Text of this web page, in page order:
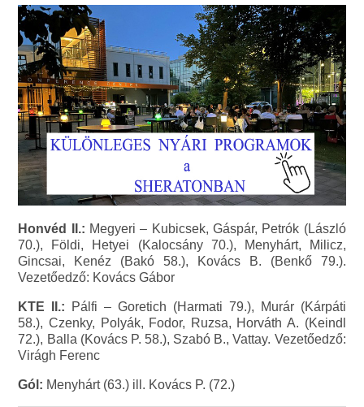
Honvéd II.: Megyeri – Kubicsek, Gáspár, Petrók (László
70.), Földi, Hetyei (Kalocsány 70.), Menyhárt, Milicz,
Gincsai, Kenéz (Bakó 58.), Kovács B. (Benkő 79.).
Vezetőedző: Kovács Gábor
KTE II.: Pálfi – Goretich (Harmati 79.), Murár (Kárpáti
58.), Czenky, Polyák, Fodor, Ruzsa, Horváth A. (Keindl
72.), Balla (Kovács P. 58.), Szabó B., Vattay. Vezetőedző:
Virágh Ferenc
Gól: Menyhárt (63.) ill. Kovács P. (72.)